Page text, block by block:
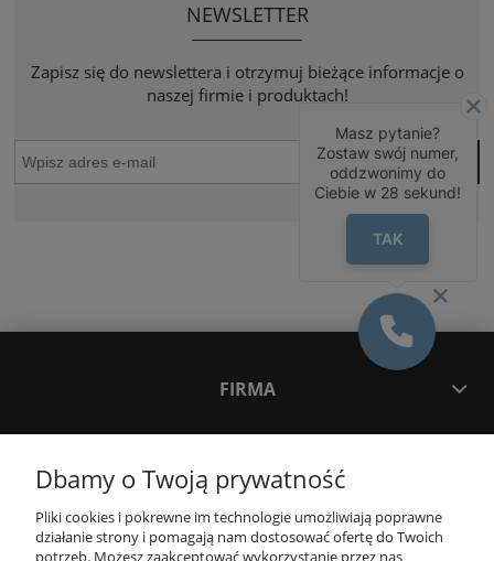
NEWSLETTER
Zapisz się do newslettera i otrzymuj bieżące informacje o
naszej firmie i produktach!
FIRMA
INFORMACJE
Dbamy o Twoją prywatność
Pliki cookies i pokrewne im technologie umożliwiają poprawne
działanie strony i pomagają nam dostosować ofertę do Twoich
potrzeb. Możesz zaakceptować wykorzystanie przez nas
Masz pytanie?
Zostaw swój numer,
oddzwonimy do
Ciebie w 28 sekund!
TAK